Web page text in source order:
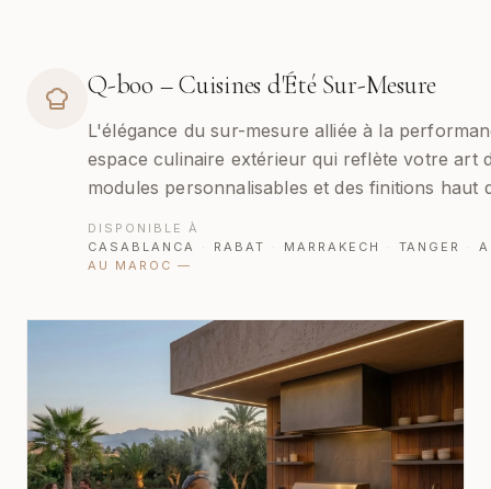
Q-boo – Cuisines d'Été Sur-Mesure
L'élégance du sur-mesure alliée à la
espace culinaire extérieur qui reflète votre art
modules personnalisables et des finitions haut
DISPONIBLE À
CASABLANCA
· RABAT · MARRAKECH · TANGER ·
AU MAROC —